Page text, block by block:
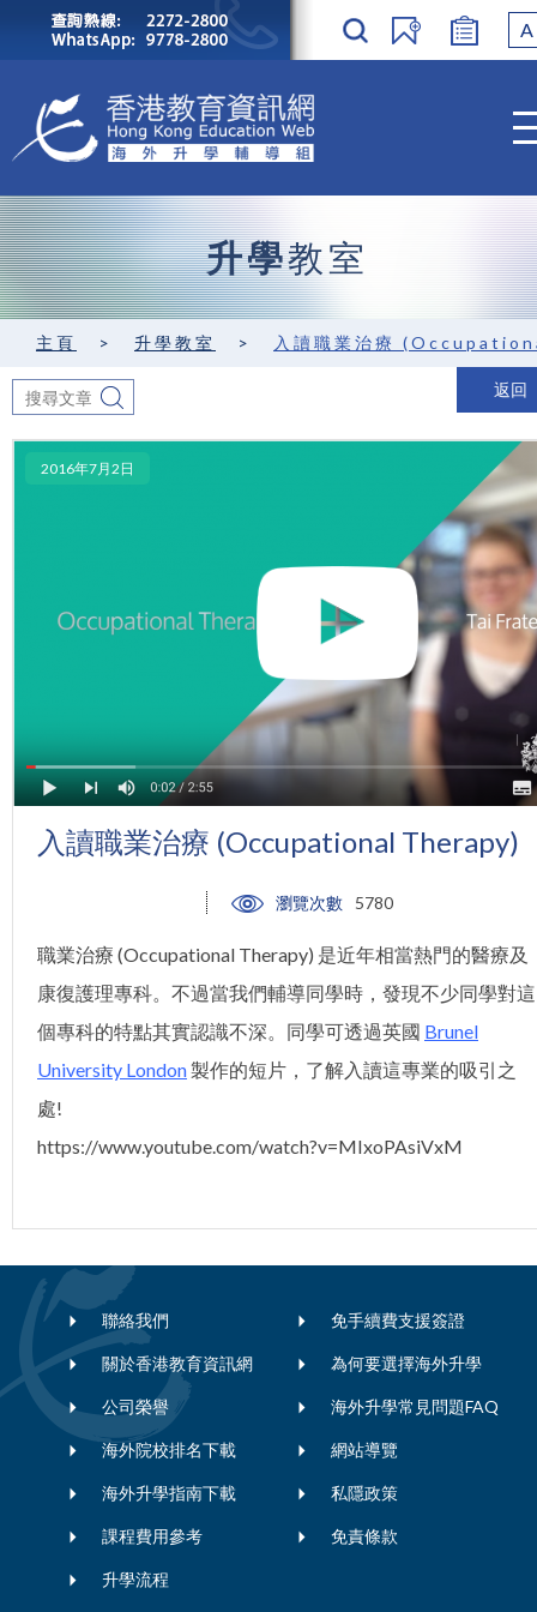
A
升學教室
主頁 > 升學教室 > 入讀職業治療 (Occupational
返回
2016年7月2日
入讀職業治療 (Occupational Therapy)
瀏覽次數 5780
職業治療 (Occupational Therapy) 是近年相當熱門的醫療及
康復護理專科。不過當我們輔導同學時，發現不少同學對這
個專科的特點其實認識不深。同學可透過英國 Brunel
University London製作的短片，了解入讀這專業的吸引之
處!
https://www.youtube.com/watch?v=MIxoPAsiVxM
聯絡我們
關於香港教育資訊網
公司榮譽
海外院校排名下載
海外升學指南下載
課程費用參考
升學流程
免手續費支援簽證
為何要選擇海外升學
海外升學常見問題FAQ
網站導覽
私隱政策
免責條款